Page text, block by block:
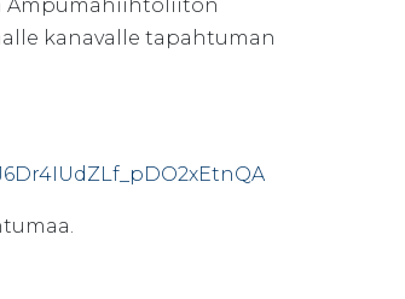
Ampumahiihtoliiton
kanavalle tapahtuman